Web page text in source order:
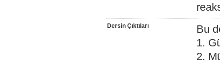
Dersin Çıktıları
Bu
1.
2.